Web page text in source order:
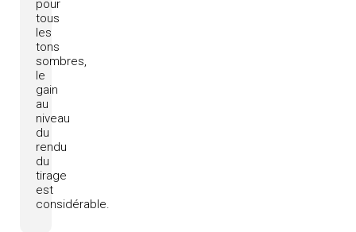
pour
tous
les
tons
sombres,
le
gain
au
niveau
du
rendu
du
tirage
est
considérable.